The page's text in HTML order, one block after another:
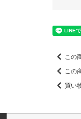
この
この
買い